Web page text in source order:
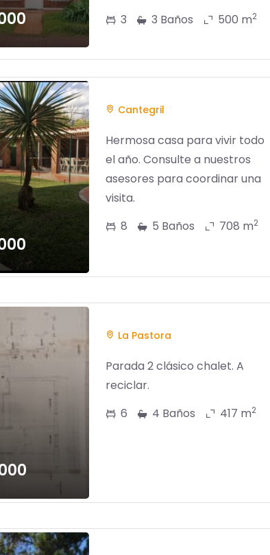
3
3 Baños 500 m2
Cantegril
Hermosa casa para vivir todo
el año. Consulte a nuestros
asesores para coordinar una
visita.
8
5 Baños 708 m2
La Pastora
Parada 2 clásico chalet. A
reciclar.
6
4 Baños 417 m2